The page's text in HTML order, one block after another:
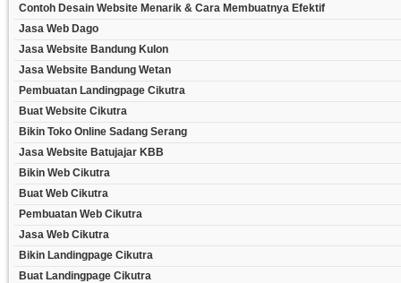
Contoh Desain Website Menarik & Cara Membuatnya Efektif
Jasa Web Dago
Jasa Website Bandung Kulon
Jasa Website Bandung Wetan
Pembuatan Landingpage Cikutra
Buat Website Cikutra
Bikin Toko Online Sadang Serang
Jasa Website Batujajar KBB
Bikin Web Cikutra
Buat Web Cikutra
Pembuatan Web Cikutra
Jasa Web Cikutra
Bikin Landingpage Cikutra
Buat Landingpage Cikutra